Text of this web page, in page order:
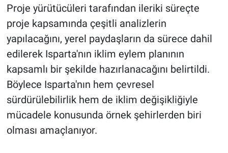
Proje yürütücüleri tarafından ileriki süreçte
proje kapsamında çeşitli analizlerin
yapılacağını, yerel paydaşların da sürece dahil
edilerek Isparta'nın iklim eylem planının
kapsamlı bir şekilde hazırlanacağını belirtildi.
Böylece Isparta'nın hem çevresel
sürdürülebilirlik hem de iklim değişikliğiyle
mücadele konusunda örnek şehirlerden biri
olması amaçlanıyor.